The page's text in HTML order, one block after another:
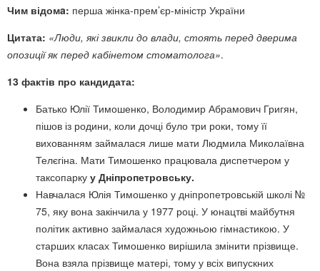
Чим відомa: перша жінка-прем’єр-міністр України
Цитата: «Люди, які звикли до влади, стоять перед дверима
опозиції як перед кабінетом стоматолога».
13 фактів про кандидата:
Батько Юлії Тимошенко, Володимир Абрамович Григян,
пішов із родини, коли дочці було три роки, тому її
вихованням займалася лише мати Людмила Миколаївна
Телєгіна. Мати Тимошенко працювала диспетчером у
таксопарку у Дніпропетровську.
Навчалася Юлія Тимошенко у дніпропетровській школі №
75, яку вона закінчила у 1977 році. У юнацтві майбутня
політик активно займалася художньою гімнастикою. У
старших класах Тимошенко вирішила змінити прізвище.
Вона взяла прізвище матері, тому у всіх випускних